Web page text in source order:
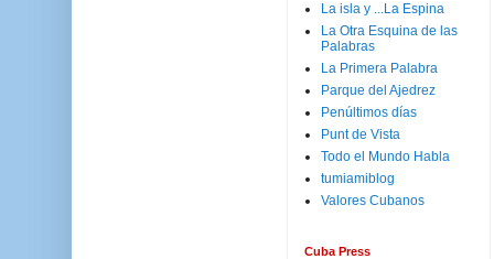
La isla y ...La Espina
La Otra Esquina de las
Palabras
La Primera Palabra
Parque del Ajedrez
Penúltimos días
Punt de Vista
Todo el Mundo Habla
tumiamiblog
Valores Cubanos
Cuba Press